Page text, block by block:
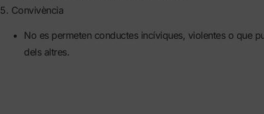
5. Convivència
No es permeten conductes incíviques, violentes o que
dels altres.